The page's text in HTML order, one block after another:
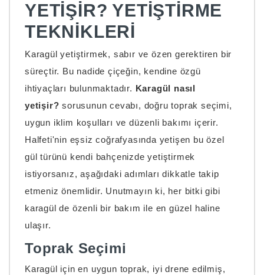
YETIŞIR? YETIŞTIRME
TEKNIKLERI
Karagül yetiştirmek, sabır ve özen gerektiren bir
süreçtir. Bu nadide çiçeğin, kendine özgü
ihtiyaçları bulunmaktadır. Karagül nasıl
yetişir? sorusunun cevabı, doğru toprak seçimi,
uygun iklim koşulları ve düzenli bakımı içerir.
Halfeti'nin eşsiz coğrafyasında yetişen bu özel
gül türünü kendi bahçenizde yetiştirmek
istiyorsanız, aşağıdaki adımları dikkatle takip
etmeniz önemlidir. Unutmayın ki, her bitki gibi
karagül de özenli bir bakım ile en güzel haline
ulaşır.
Toprak Seçimi
Karagül için en uygun toprak, iyi drene edilmiş,